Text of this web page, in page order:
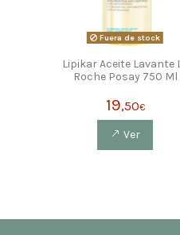
Fuera de stock
Lipikar Aceite Lavante
Roche Posay 750 Ml
19,50€
Ver